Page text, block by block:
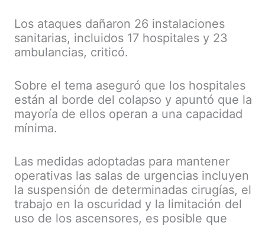
Los ataques dañaron 26 instalaciones
sanitarias, incluidos 17 hospitales y 23
ambulancias, criticó.
Sobre el tema aseguró que los hospitales
están al borde del colapso y apuntó que la
mayoría de ellos operan a una capacidad
mínima.
Las medidas adoptadas para mantener
operativas las salas de urgencias incluyen
la suspensión de determinadas cirugías, el
trabajo en la oscuridad y la limitación del
uso de los ascensores, es posible que